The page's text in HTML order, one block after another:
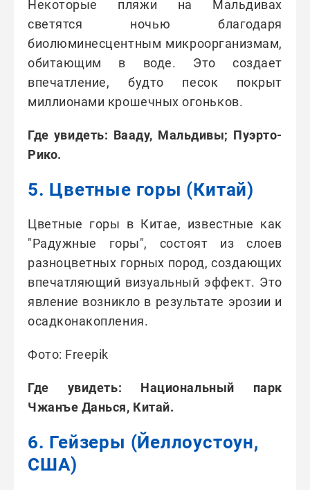
Некоторые пляжи на Мальдивах
светятся ночью благодаря
биолюминесцентным микроорганизмам,
обитающим в воде. Это создает
впечатление, будто песок покрыт
миллионами крошечных огоньков.
Где увидеть: Вааду, Мальдивы; Пуэрто-
Рико.
5. Цветные горы (Китай)
Цветные горы в Китае, известные как
"Радужные горы", состоят из слоев
разноцветных горных пород, создающих
впечатляющий визуальный эффект. Это
явление возникло в результате эрозии и
осадконакопления.
Фото: Freepik
Где увидеть: Национальный парк
Чжанъе Данься, Китай.
6. Гейзеры (Йеллоустоун,
США)